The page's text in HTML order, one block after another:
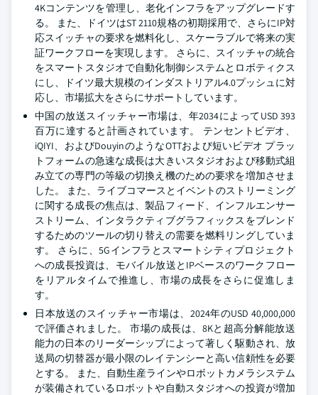
4Kコンテンツを管理し、老化インフラをアップグレードす
る。 また、ドイツはST 2110規格の初期採用で、さらにIP対
応スイッチャの要求を燃料化し、スケーラブルで将来の実
証ワークフローを実現します。 さらに、スイッチャの統合
をスマートスタジオで自動化制御システムとロボティクス
にし、ドイツ最大規模のインダストリアル4.0プッシュに対
応し、市場拡大をさらにサポートしています。
中国の放送スイッチャー市場は、年2034によってUSD 393
百万に達すると計画されています。 テンセントビデオ、
iQIYI、およびDouyinのようなOTTおよび短いビデオ プラッ
トフォームの急速な成長は大きいスタジオおよび移動式組
み立ての専門の等級の切換え機のための要求を増加させま
した。 また、ライブコマースとイベントのストリーミング
に関する成長の焦点は、製品フィード、インフルエンサー
ストリーム、インタラクティブグラフィックスをブレンド
するためのツールの切り替えの需要を燃料リングしていま
す。 さらに、5Gインフラとスマートシティプロジェクト
への成長投資は、モバイル放送とIPベースのワークフロー
をリアルタイムで推進し、市場の成長をさらに促進しま
す。
日本放送のスイッチャー市場は、2024年のUSD 40,000,000
で評価されました。 市場の成長は、8Kと超高分解能放送
能力の日本のリーダーシップによって著しく駆動され、放
送局の切替器が最小限のレイテンシーと高い信頼性を必要
とする。 また、自動生産ラインやロボットカメラシステム
が装備されているロボットや自動スタジオへの投資が増加